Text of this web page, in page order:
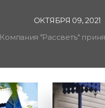
ОКТЯБРЯ 09, 2021
Компания "Рассветъ"